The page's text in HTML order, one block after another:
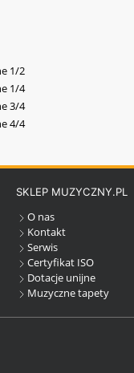
1/2
1/4
3/4
4/4
SKLEP MUZYCZNY.PL
O nas
Kontakt
Serwis
Certyfikat ISO
Dotacje unijne
Muzyczne tapety